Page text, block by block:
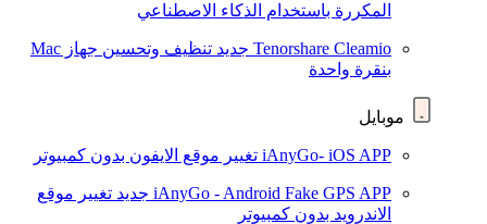
المكررة باستخدام الذكاء الاصطناعي
Tenorshare Cleamio جديد
تنظيف وتحسين جهاز Mac
بنقرة واحدة
موبايل
iAnyGo- iOS APP تغيير موقع الايفون بدون كمبيوتر
iAnyGo - Android Fake GPS APP جديد تغيير موقع
الاندرويد بدون كمبيوتر